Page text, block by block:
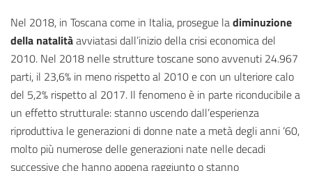
Nel 2018, in Toscana come in Italia, prosegue ladiminuzione
della natalitàavviatasi dall’inizio della crisi economica del
2010. Nel 2018 nelle strutture toscane sono avvenuti 24.967
parti, il 23,6% in meno rispetto al 2010 e con un ulteriore calo
del 5,2% rispetto al 2017. Il fenomeno è in parte riconducibile a
un effetto strutturale: stanno uscendo dall’esperienza
riproduttiva le generazioni di donne nate a metà degli anni ‘60,
molto più numerose delle generazioni nate nelle decadi
successive che hanno appena raggiunto o stanno